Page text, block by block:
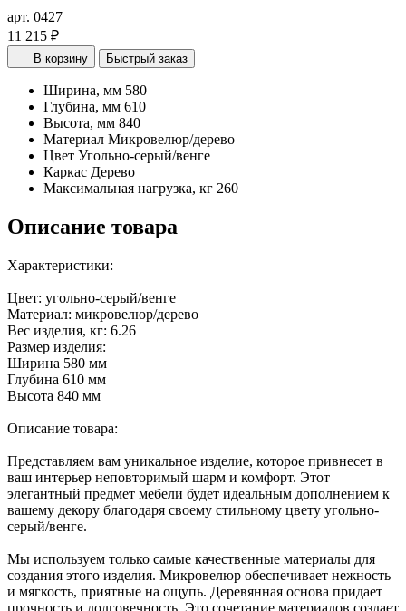
арт. 0427
11 215 ₽
В корзину Быстрый заказ
Ширина, мм 580
Глубина, мм 610
Высота, мм 840
Материал Микровелюр/дерево
Цвет Угольно-серый/венге
Каркас Дерево
Максимальная нагрузка, кг 260
Описание товара
Характеристики:
Цвет: угольно-серый/венге
Материал: микровелюр/дерево
Вес изделия, кг: 6.26
Размер изделия:
Ширина 580 мм
Глубина 610 мм
Высота 840 мм
Описание товара:
Представляем вам уникальное изделие, которое привнесет в
ваш интерьер неповторимый шарм и комфорт. Этот
элегантный предмет мебели будет идеальным дополнением к
вашему декору благодаря своему стильному цвету угольно-
серый/венге.
Мы используем только самые качественные материалы для
создания этого изделия. Микровелюр обеспечивает нежность
и мягкость, приятные на ощупь. Деревянная основа придает
прочность и долговечность. Это сочетание материалов создает